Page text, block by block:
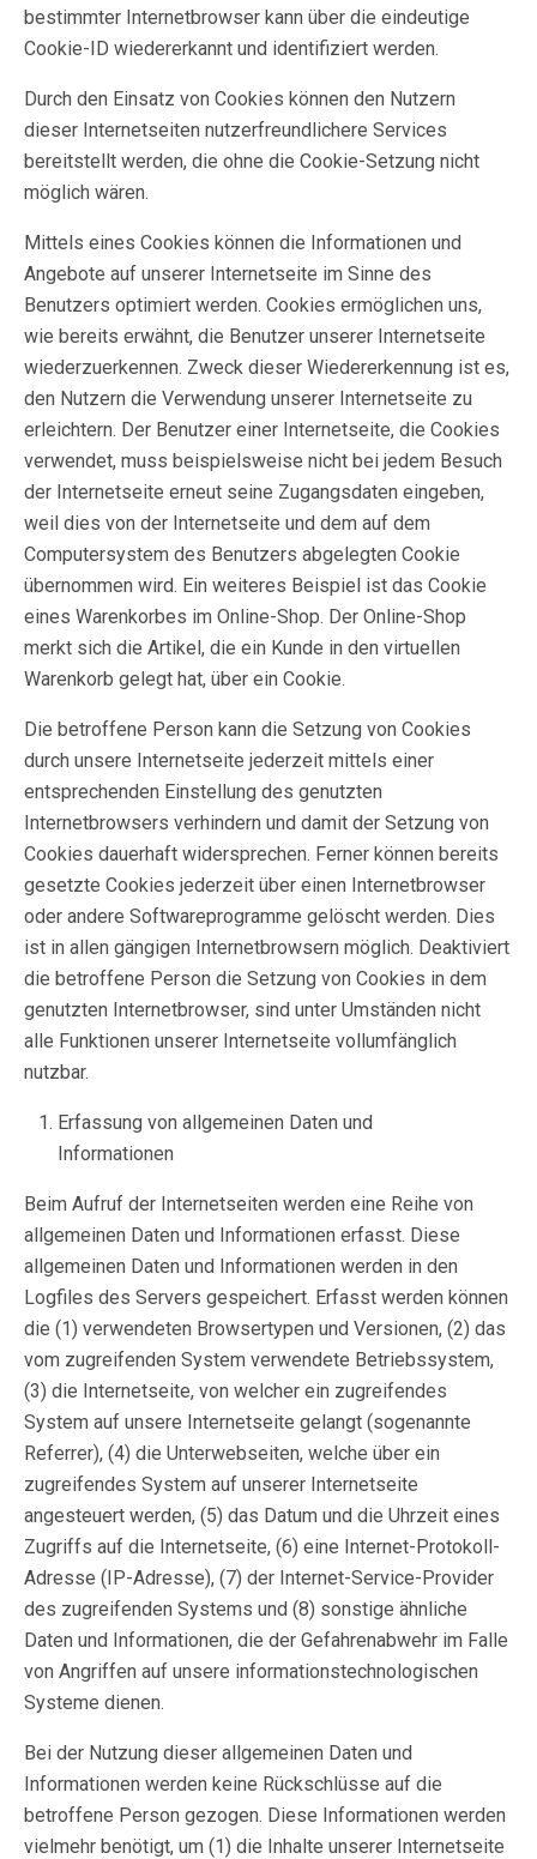
bestimmter Internetbrowser kann über die eindeutige
Cookie-ID wiedererkannt und identifiziert werden.
Durch den Einsatz von Cookies können den Nutzern
dieser Internetseiten nutzerfreundlichere Services
bereitstellt werden, die ohne die Cookie-Setzung nicht
möglich wären.
Mittels eines Cookies können die Informationen und
Angebote auf unserer Internetseite im Sinne des
Benutzers optimiert werden. Cookies ermöglichen uns,
wie bereits erwähnt, die Benutzer unserer Internetseite
wiederzuerkennen. Zweck dieser Wiedererkennung ist es,
den Nutzern die Verwendung unserer Internetseite zu
erleichtern. Der Benutzer einer Internetseite, die Cookies
verwendet, muss beispielsweise nicht bei jedem Besuch
der Internetseite erneut seine Zugangsdaten eingeben,
weil dies von der Internetseite und dem auf dem
Computersystem des Benutzers abgelegten Cookie
übernommen wird. Ein weiteres Beispiel ist das Cookie
eines Warenkorbes im Online-Shop. Der Online-Shop
merkt sich die Artikel, die ein Kunde in den virtuellen
Warenkorb gelegt hat, über ein Cookie.
Die betroffene Person kann die Setzung von Cookies
durch unsere Internetseite jederzeit mittels einer
entsprechenden Einstellung des genutzten
Internetbrowsers verhindern und damit der Setzung von
Cookies dauerhaft widersprechen. Ferner können bereits
gesetzte Cookies jederzeit über einen Internetbrowser
oder andere Softwareprogramme gelöscht werden. Dies
ist in allen gängigen Internetbrowsern möglich. Deaktiviert
die betroffene Person die Setzung von Cookies in dem
genutzten Internetbrowser, sind unter Umständen nicht
alle Funktionen unserer Internetseite vollumfänglich
nutzbar.
Erfassung von allgemeinen Daten und
Informationen
Beim Aufruf der Internetseiten werden eine Reihe von
allgemeinen Daten und Informationen erfasst. Diese
allgemeinen Daten und Informationen werden in den
Logfiles des Servers gespeichert. Erfasst werden können
die (1) verwendeten Browsertypen und Versionen, (2) das
vom zugreifenden System verwendete Betriebssystem,
(3) die Internetseite, von welcher ein zugreifendes
System auf unsere Internetseite gelangt (sogenannte
Referrer), (4) die Unterwebseiten, welche über ein
zugreifendes System auf unserer Internetseite
angesteuert werden, (5) das Datum und die Uhrzeit eines
Zugriffs auf die Internetseite, (6) eine Internet-Protokoll-
Adresse (IP-Adresse), (7) der Internet-Service-Provider
des zugreifenden Systems und (8) sonstige ähnliche
Daten und Informationen, die der Gefahrenabwehr im Falle
von Angriffen auf unsere informationstechnologischen
Systeme dienen.
Bei der Nutzung dieser allgemeinen Daten und
Informationen werden keine Rückschlüsse auf die
betroffene Person gezogen. Diese Informationen werden
vielmehr benötigt, um (1) die Inhalte unserer Internetseite